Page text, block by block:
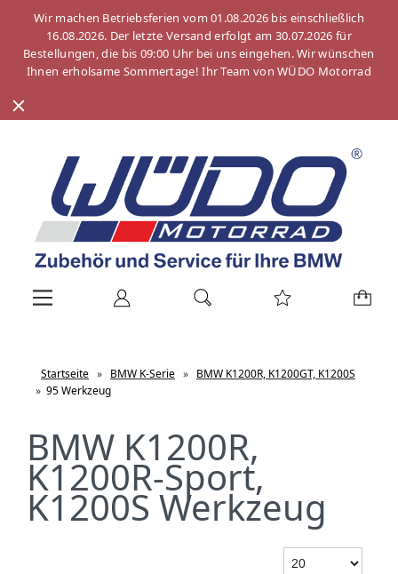
Wir machen Betriebsferien vom 01.08.2026 bis einschließlich
16.08.2026. Der letzte Versand erfolgt am 30.07.2026 für
Bestellungen, die bis 09:00 Uhr bei uns eingehen. Wir wünschen
Ihnen erholsame Sommertage! Ihr Team von WÜDO Motorrad
Startseite » BMW K-Serie » BMW K1200R, K1200GT, K1200S
» 95 Werkzeug
BMW K1200R,
K1200R-Sport,
K1200S Werkzeug